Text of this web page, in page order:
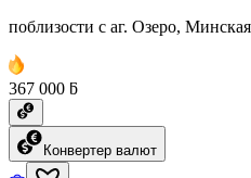
поблизости с аг. Озеро,
367 000 ƃ
Конвертер валют